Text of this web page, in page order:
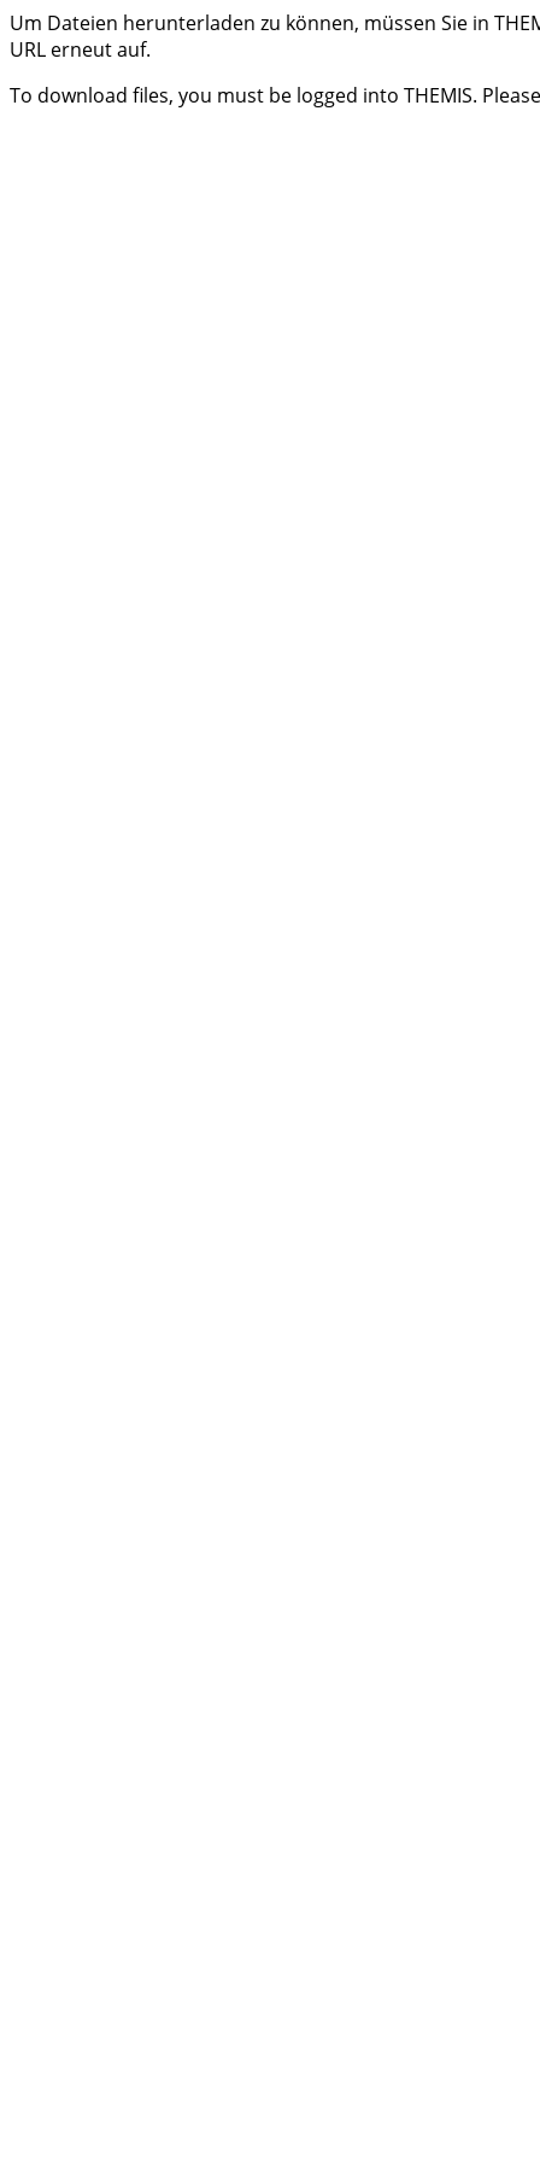
Um Dateien herunterladen zu können, müssen Sie in
URL erneut auf.
To download files, you must be logged into THEMIS.